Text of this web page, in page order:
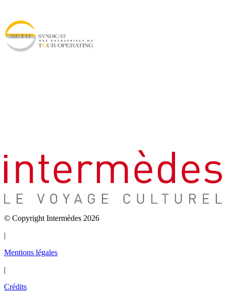
© Copyright Intermèdes 2026
|
Mentions légales
|
Crédits